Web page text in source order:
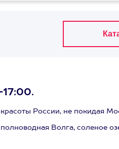
России, не покидая
Волга, соленое